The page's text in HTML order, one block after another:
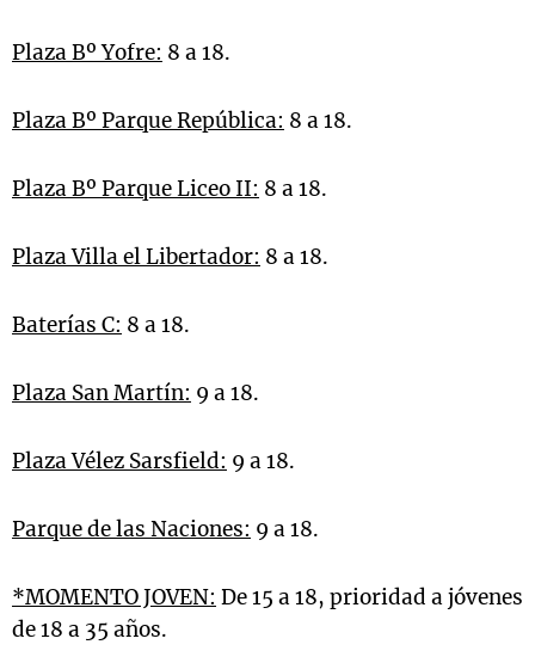
Plaza Bº Yofre: 8 a 18.
Plaza Bº Parque República: 8 a 18.
Plaza Bº Parque Liceo II: 8 a 18.
Plaza Villa el Libertador: 8 a 18.
Baterías C: 8 a 18.
Plaza San Martín: 9 a 18.
Plaza Vélez Sarsfield: 9 a 18.
Parque de las Naciones: 9 a 18.
*MOMENTO JOVEN: De 15 a 18, prioridad a jóvenes
de 18 a 35 años.